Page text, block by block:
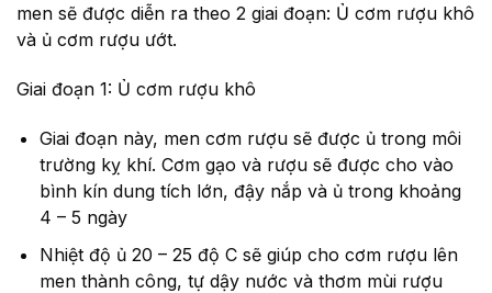
men sẽ được diễn ra theo 2 giai đoạn: Ủ cơm rượu khô
và ủ cơm rượu ướt.
Giai đoạn 1: Ủ cơm rượu khô
Giai đoạn này, men cơm rượu sẽ được ủ trong môi
trường kỵ khí. Cơm gạo và rượu sẽ được cho vào
bình kín dung tích lớn, đậy nắp và ủ trong khoảng
4 – 5 ngày
Nhiệt độ ủ 20 – 25 độ C sẽ giúp cho cơm rượu lên
men thành công, tự dậy nước và thơm mùi rượu